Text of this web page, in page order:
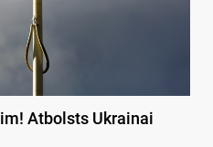
Atbolsts Ukrainai